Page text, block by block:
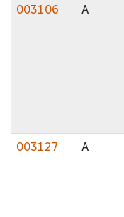
003106 A
003127 A